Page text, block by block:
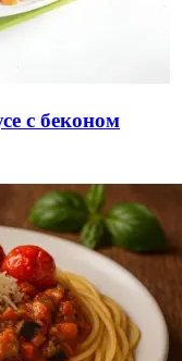
с беконом